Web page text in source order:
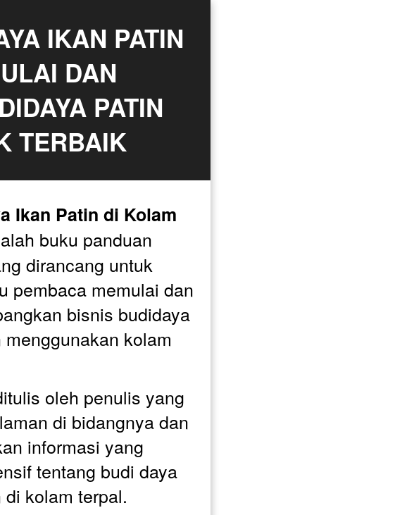
IKAN PATIN
DAN
PATIN
TERBAIK
Ikan Patin di Kolam
buku panduan
dirancang untuk
pembaca memulai dan
bisnis budidaya
kolam
oleh penulis yang
di bidangnya dan
informasi yang
tentang budi daya
kolam terpal.